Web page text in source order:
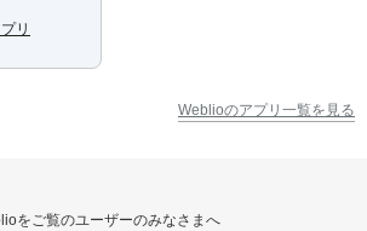
リ
Weblioのアプリ一覧を見る
をご覧のユーザーのみなさまへ